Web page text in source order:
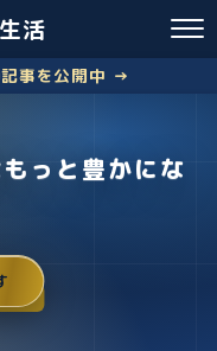
活
事を公開中 →
っと豊かにな